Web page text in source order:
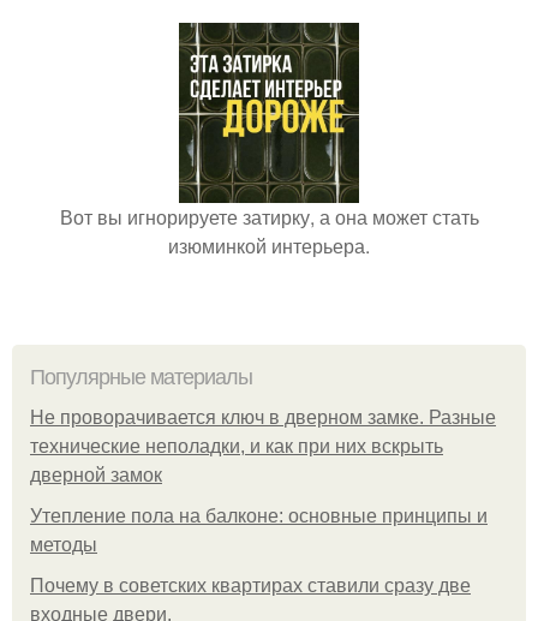
Вот вы игнорируете затирку, а она может стать
изюминкой интерьера.
Популярные материалы
Не проворачивается ключ в дверном замке. Разные
технические неполадки, и как при них вскрыть
дверной замок
Утепление пола на балконе: основные принципы и
методы
Почему в советских квартирах ставили сразу две
входные двери.